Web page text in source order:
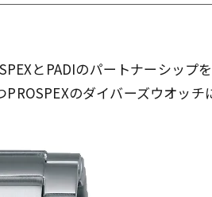
とPADIのパートナーシップ
のダイバーズウオッ